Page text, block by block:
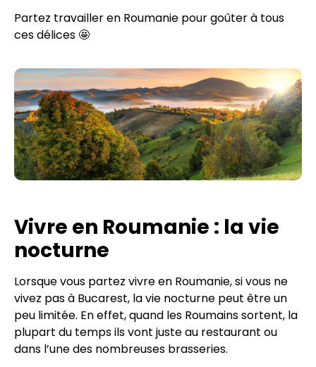
Partez travailler en Roumanie pour goûter à tous
ces délices 🤩
Vivre en Roumanie : la vie
nocturne
Lorsque vous partez vivre en Roumanie, si vous ne
vivez pas à Bucarest, la vie nocturne peut être un
peu limitée. En effet, quand les Roumains sortent, la
plupart du temps ils vont juste au restaurant ou
dans l’une des nombreuses brasseries.